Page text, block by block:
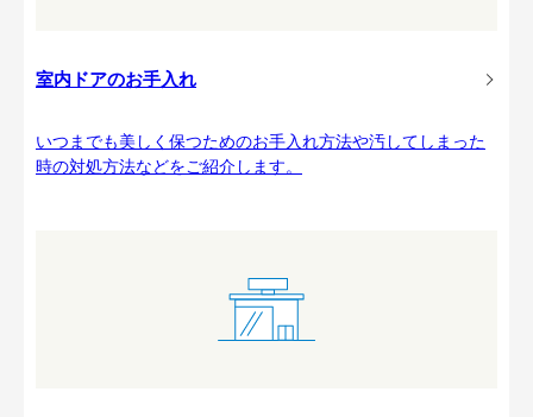
室内ドアのお手入れ
いつまでも美しく保つためのお手入れ方法や汚してしまった
時の対処方法などをご紹介します。